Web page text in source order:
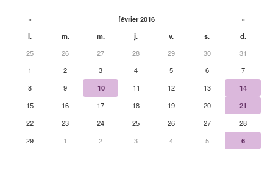
« février 2016
»
l.
m. m. j. v. s.
d.
25
26 27 28 29 30
31
1
2 3 4 5 6
7
8
9 10 11 12 13
14
15
16 17 18 19 20
21
22
23 24 25 26 27
28
29
1 2 3 4 5 6